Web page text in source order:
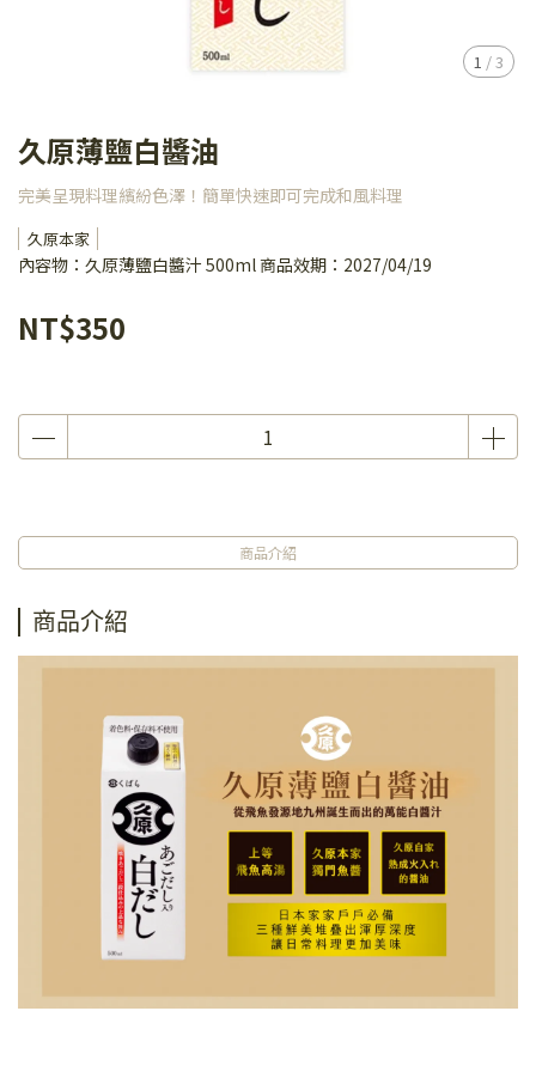
1 /3
久原薄鹽白醬油
完美呈現料理繽紛色澤！簡單快速即可完成和風料理
久原本家
內容物：久原薄鹽白醬汁 500ml 商品效期：2027/04/19
NT$350
商品介紹
商品介紹